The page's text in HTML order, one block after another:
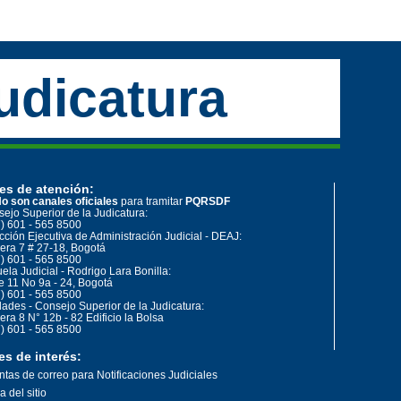
de atención:
son canales oficiales para tramitar PQRSDF
Superior de la Judicatura:
601 - 565 8500
Ejecutiva de Administración Judicial - DEAJ:
7 # 27-18, Bogotá
601 - 565 8500
Judicial - Rodrigo Lara Bonilla:
11 No 9a - 24, Bogotá
601 - 565 8500
- Consejo Superior de la Judicatura:
8 N° 12b - 82 Edificio la Bolsa
601 - 565 8500
de interés:
de correo para Notificaciones Judiciales
del sitio